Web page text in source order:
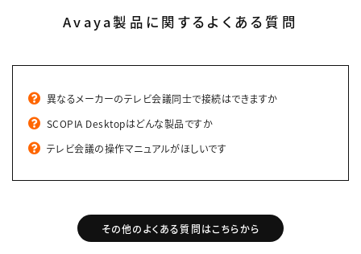
Avaya製品に関するよくある質問
異なるメーカーのテレビ会議同士で接続はできますか
SCOPIA Desktopはどんな製品ですか
テレビ会議の操作マニュアルがほしいです
その他のよくある質問はこちらから